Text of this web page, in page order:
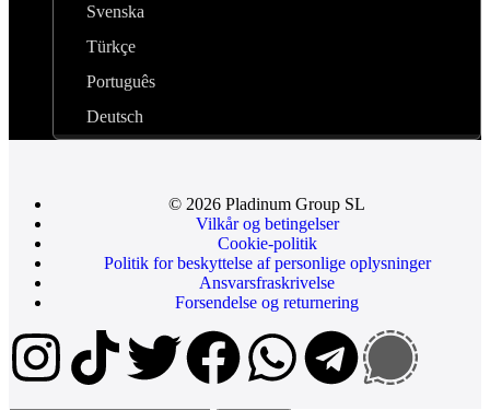
Svenska
Türkçe
Português
Deutsch
© 2026 Pladinum Group SL
Vilkår og betingelser
Cookie-politik
Politik for beskyttelse af personlige oplysninger
Ansvarsfraskrivelse
Forsendelse og returnering